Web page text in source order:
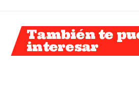
También te
interesar